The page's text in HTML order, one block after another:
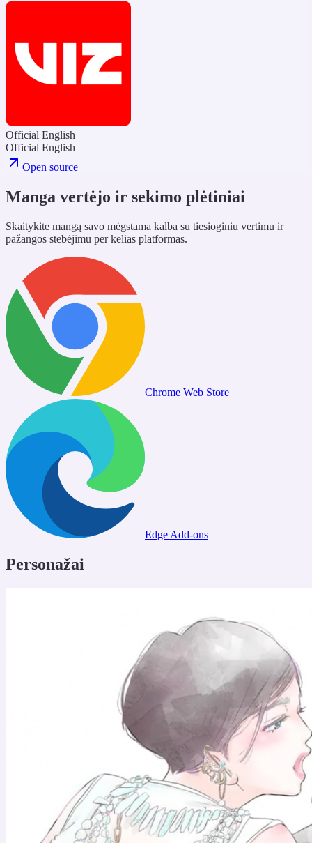
Official English
Official English
Open source
Manga vertėjo ir sekimo plėtiniai
Skaitykite mangą savo mėgstama kalba su tiesioginiu vertimu ir
pažangos stebėjimu per kelias platformas.
Chrome Web Store
Edge Add-ons
Personažai